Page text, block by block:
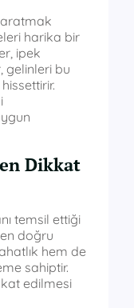
harika bir
ipek
gelinleri bu
Dikkat
temsil ettiği
doğru
hem de
sahiptir.
edilmesi